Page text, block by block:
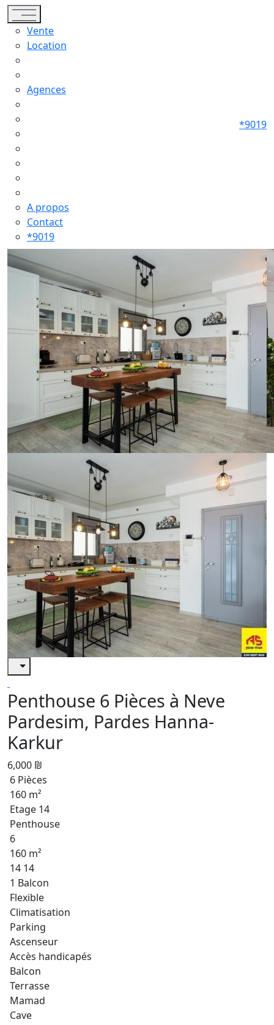
Toggle navigation
Vente
Location
Agences
A propos
Contact
*9019
*9019
Penthouse 6 Pièces à Neve
Pardesim, Pardes Hanna-
Karkur
6,000 ₪
6 Pièces
160 m²
Etage 14
Penthouse
6
160 m²
14 14
1 Balcon
Flexible
Climatisation
Parking
Ascenseur
Accès handicapés
Balcon
Terrasse
Mamad
Cave